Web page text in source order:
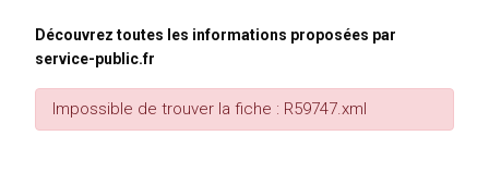
Découvrez toutes les informations proposées par
service-public.fr
Impossible de trouver la fiche : R59747.xml